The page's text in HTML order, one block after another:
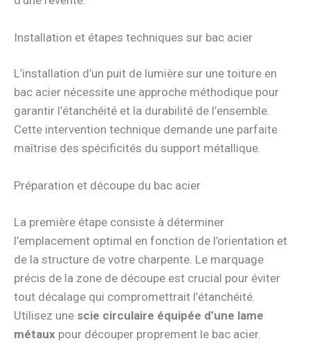
Installation et étapes techniques sur bac acier
L’installation d’un puit de lumière sur une toiture en
bac acier nécessite une approche méthodique pour
garantir l’étanchéité et la durabilité de l’ensemble.
Cette intervention technique demande une parfaite
maîtrise des spécificités du support métallique.
Préparation et découpe du bac acier
La première étape consiste à déterminer
l’emplacement optimal en fonction de l’orientation et
de la structure de votre charpente. Le marquage
précis de la zone de découpe est crucial pour éviter
tout décalage qui compromettrait l’étanchéité.
Utilisez une scie circulaire équipée d’une lame
métaux pour découper proprement le bac acier.